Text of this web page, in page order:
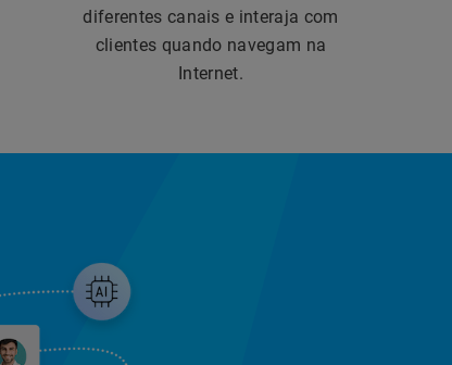
diferentes canais e interaja com
clientes quando navegam na
Internet.